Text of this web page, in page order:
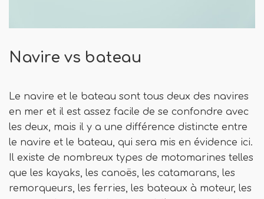
Navire vs bateau
Le navire et le bateau sont tous deux des navires
en mer et il est assez facile de se confondre avec
les deux, mais il y a une différence distincte entre
le navire et le bateau, qui sera mis en évidence ici.
Il existe de nombreux types de motomarines telles
que les kayaks, les canoës, les catamarans, les
remorqueurs, les ferries, les bateaux à moteur, les